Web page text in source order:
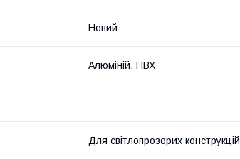
Новий
Алюміній, ПВХ
Для світлопрозорих конструкцій